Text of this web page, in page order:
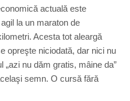
actuală este
la un maraton de
Acesta tot aleargă
opreşte niciodată, dar nici nu
„azi nu dăm gratis, mâine da”
semn. O cursă fără